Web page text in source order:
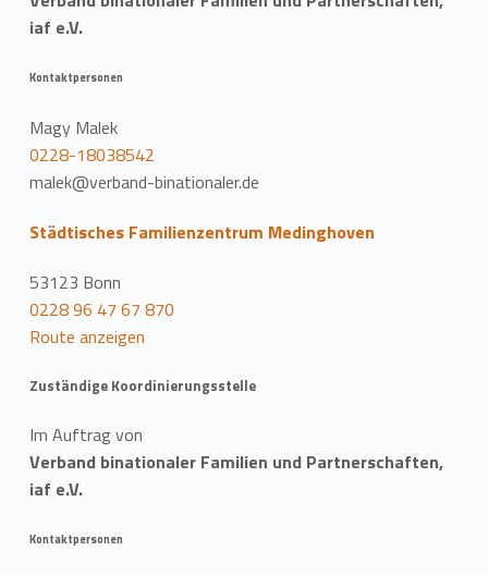
iaf e.V.
Kontaktpersonen
Magy Malek
0228-18038542
malek@verband-binationaler.de
Städtisches Familienzentrum Medinghoven
53123 Bonn
0228 96 47 67 870
Route anzeigen
Zuständige Koordinierungsstelle
Im Auftrag von
Verband binationaler Familien und Partnerschaften,
iaf e.V.
Kontaktpersonen